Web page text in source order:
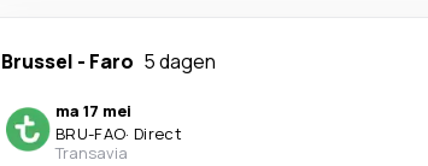
Brussel - Faro 5 dagen
ma 17 mei
BRU-FAO· Direct
Transavia